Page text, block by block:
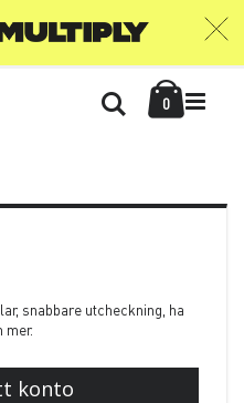
0items
Söka
snabbare utcheckning, ha
mer.
konto